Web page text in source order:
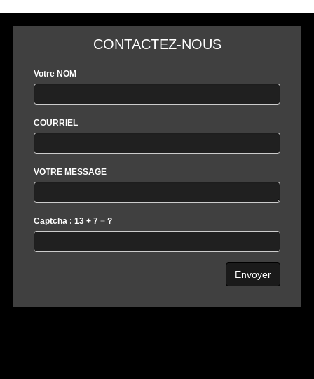
CONTACTEZ-NOUS
Votre NOM
COURRIEL
VOTRE MESSAGE
Captcha : 13 + 7 = ?
Envoyer